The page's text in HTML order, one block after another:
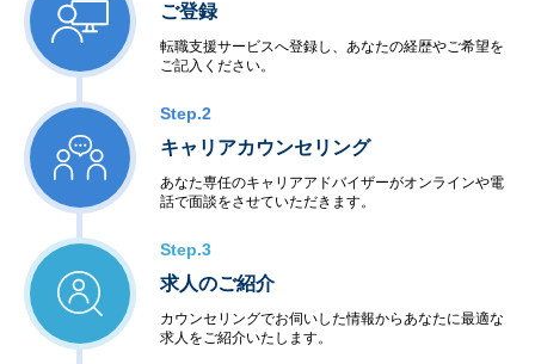
ご登録
転職支援サービスへ登録し、あなたの経歴やご希望を
ご記入ください。
Step.2
キャリアカウンセリング
あなた専任のキャリアアドバイザーがオンラインや電
話で面談をさせていただきます。
Step.3
求人のご紹介
カウンセリングでお伺いした情報からあなたに最適な
求人をご紹介いたします。